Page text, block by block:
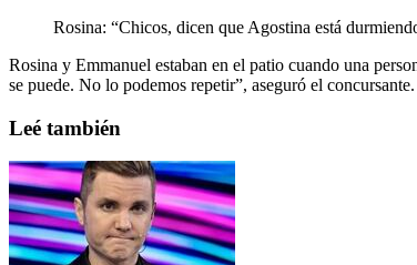
Rosina: “Chicos, dicen que Agostina está
Rosina y Emmanuel estaban en el patio cuando una
se puede. No lo podemos repetir”, aseguró el concursante.
Leé también